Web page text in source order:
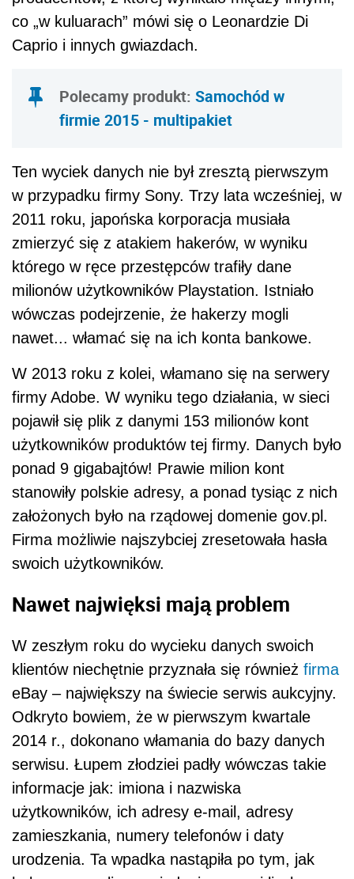
co „w kuluarach” mówi się o Leonardzie Di
Caprio i innych gwiazdach.
Polecamy produkt: Samochód w
firmie 2015 - multipakiet
Ten wyciek danych nie był zresztą pierwszym
w przypadku firmy Sony. Trzy lata wcześniej, w
2011 roku, japońska korporacja musiała
zmierzyć się z atakiem hakerów, w wyniku
którego w ręce przestępców trafiły dane
milionów użytkowników Playstation. Istniało
wówczas podejrzenie, że hakerzy mogli
nawet... włamać się na ich konta bankowe.
W 2013 roku z kolei, włamano się na serwery
firmy Adobe. W wyniku tego działania, w sieci
pojawił się plik z danymi 153 milionów kont
użytkowników produktów tej firmy. Danych było
ponad 9 gigabajtów! Prawie milion kont
stanowiły polskie adresy, a ponad tysiąc z nich
założonych było na rządowej domenie gov.pl.
Firma możliwie najszybciej zresetowała hasła
swoich użytkowników.
Nawet najwięksi mają problem
W zeszłym roku do wycieku danych swoich
klientów niechętnie przyznała się również firma
eBay – największy na świecie serwis aukcyjny.
Odkryto bowiem, że w pierwszym kwartale
2014 r., dokonano włamania do bazy danych
serwisu. Łupem złodziei padły wówczas takie
informacje jak: imiona i nazwiska
użytkowników, ich adresy e-mail, adresy
zamieszkania, numery telefonów i daty
urodzenia. Ta wpadka nastąpiła po tym, jak